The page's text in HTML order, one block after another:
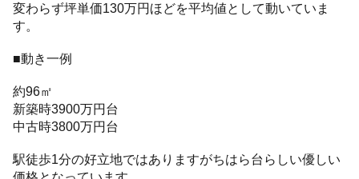
変わらず坪単価130万円ほどを平均値として動いていま
す。
■動き一例
約96㎡
新築時3900万円台
中古時3800万円台
駅徒歩1分の好立地ではありますがちはら台らしい優しい